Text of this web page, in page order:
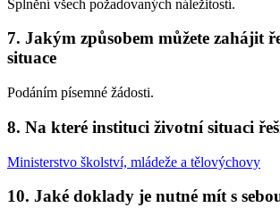
Splnění všech požadovaných náležitostí.
7. Jakým způsobem můžete zahájit
situace
Podáním písemné žádosti.
8. Na které instituci životní situaci
Ministerstvo školství, mládeže a tělovýchovy
10. Jaké doklady je nutné mít s